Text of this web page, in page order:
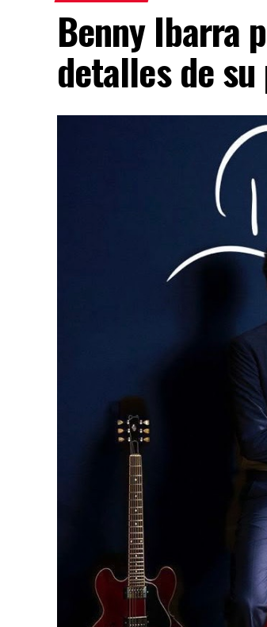
Benny Ibarra
detalles de su